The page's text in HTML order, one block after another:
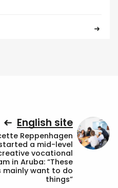
English site
Reppenhagen
a mid-level
vocational
in Aruba: “These
mainly want to do
things”